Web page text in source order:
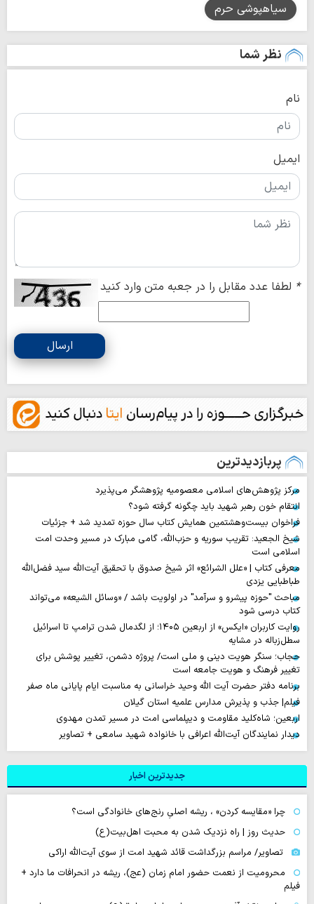
سیاهپوشی حرم
نظر شما
نام
ایمیل
* لطفا عدد مقابل را در جعبه متن وارد کنید
ارسال
پربازدیدترین
مرکز پژوهش‌های اسلامی معصومیه پژوهشگر می‌پذیرد
انتقام خون رهبر شهید باید چگونه گرفته شود؟
فراخوان بیست‌وهشتمین همایش کتاب سال حوزه تمدید شد + جزئیات
شیخ الجعید: تقریب سوریه و حزب‌الله، گامی مبارک در مسیر وحدت امت
اسلامی است
معرفی کتاب | «علل الشرائع» اثر شیخ صدوق با تحقیق آیت‌الله سید فضل‌الله
طباطبایی یزدی
مباحث "حوزه پیشرو و سرآمد" در اولویت باشد / «وسائل الشیعه» می‌تواند
کتاب درسی شود
روایت‌ کاربران «ایکس» از اربعین ۱۴۰۵؛ از لگدمال شدن ترامپ تا اسرائیل
سطل‌زباله‌ در مشایه
حجاب؛ سنگر هویت دینی و ملی است/ پروژه دشمن، تغییر پوشش برای
تغییر فرهنگ و هویت جامعه است
برنامه دفتر حضرت آیت الله وحید خراسانی به مناسبت ایام پایانی ماه صفر
فیلم| جذب و پذیرش مدارس علمیه استان گیلان
اربعین؛ شاه‌کلید مقاومت و دیپلماسی امت در مسیر تمدن مهدوی
دیدار نمایندگان آیت‌الله اعرافی با خانواده شهید سامعی + تصاویر
جدیدترین اخبار
چرا «مقایسه کردن» ، ریشه اصلیِ رنج‌های خانوادگی است؟
حدیث روز | راه نزدیک شدن به محبت اهل‌بیت(ع)
تصاویر/ مراسم بزرگداشت قائد شهید امت از سوی آیت‌الله اراکی
محرومیت از نعمت حضور امام زمان (عج)، ریشه در انحرافات ما دارد +
فیلم